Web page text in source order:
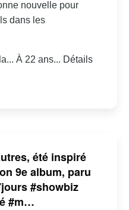
nouvelle pour
dans les
À 22 ans... Détails
été inspiré
9e album, paru
#showbiz
#m…